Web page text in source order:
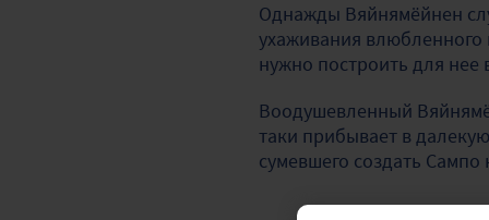
Однажды Вяйнямёйнен
ухаживания влюбленного
нужно построить для
Воодушевленный
таки прибывает в
сумевшего создать Сампо